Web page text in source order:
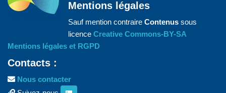
Mentions légales
Sauf mention contraire Contenus sous
licence Creative Commons-BY-SA
Mentions légales et RGPD
Contacts :
Nous contacter